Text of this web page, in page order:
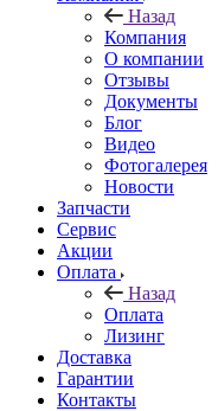
Назад
Компания
О компании
Отзывы
Документы
Блог
Видео
Фотогалерея
Новости
Запчасти
Сервис
Акции
Оплата
Назад
Оплата
Лизинг
Доставка
Гарантии
Контакты